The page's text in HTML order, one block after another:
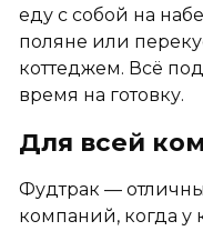
еду с собой на
поляне или
коттеджем. Всё
время на готовку.
Для всей
Фудтрак —
компаний, когда у